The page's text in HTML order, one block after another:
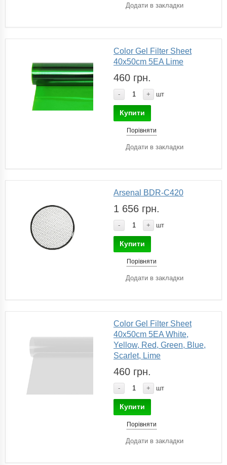
Додати в закладки
Color Gel Filter Sheet
40x50cm 5EA Lime
460 грн.
- + шт
Купити
Порівняти
Додати в закладки
Arsenal BDR-C420
1 656 грн.
- + шт
Купити
Порівняти
Додати в закладки
Color Gel Filter Sheet
40x50cm 5EA White,
Yellow, Red, Green, Blue,
Scarlet, Lime
460 грн.
- + шт
Купити
Порівняти
Додати в закладки